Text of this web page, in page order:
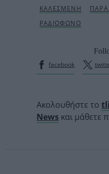
facebook
Ακολουθήστε το
News και μάθετε